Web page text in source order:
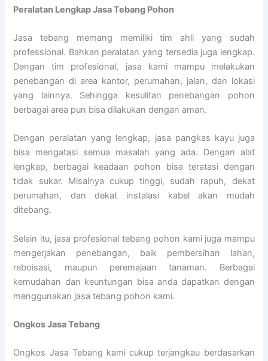
Peralatan Lengkap Jasa Tebang Pohon
Jasa tebang memang memiliki tim ahli yang sudah
professional. Bahkan peralatan yang tersedia juga lengkap.
Dengan tim profesional, jasa kami mampu melakukan
penebangan di area kantor, perumahan, jalan, dan lokasi
yang lainnya. Sehingga kesulitan penebangan pohon
berbagai area pun bisa dilakukan dengan aman.
Dengan peralatan yang lengkap, jasa pangkas kayu juga
bisa mengatasi semua masalah yang ada. Dengan alat
lengkap, berbagai keadaan pohon bisa teratasi dengan
tidak sukar. Misalnya cukup tinggi, sudah rapuh, dekat
perumahan, dan dekat instalasi kabel akan mudah
ditebang.
Selain itu, jasa profesional tebang pohon kami juga mampu
mengerjakan penebangan, baik pembersihan lahan,
reboisasi, maupun peremajaan tanaman. Berbagai
kemudahan dan keuntungan bisa anda dapatkan dengan
menggunakan jasa tebang pohon kami.
Ongkos Jasa Tebang
Ongkos Jasa Tebang kami cukup terjangkau berdasarkan